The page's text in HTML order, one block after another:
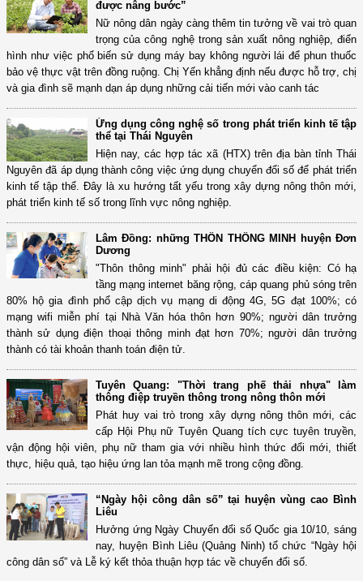
được nâng bước”
Nữ nông dân ngày càng thêm tin tưởng về vai trò quan
trọng của công nghệ trong sản xuất nông nghiệp, điển
hình như việc phổ biến sử dụng máy bay không người lái để phun thuốc
bảo vệ thực vật trên đồng ruộng. Chị Yến khẳng định nếu được hỗ trợ, chị
và gia đình sẽ mạnh dạn áp dụng những cải tiến mới vào canh tác
Ứng dụng công nghệ số trong phát triển kinh tế tập
thể tại Thái Nguyên
Hiện nay, các hợp tác xã (HTX) trên địa bàn tỉnh Thái
Nguyên đã áp dụng thành công việc ứng dụng chuyển đổi số để phát triển
kinh tế tập thể. Đây là xu hướng tất yếu trong xây dựng nông thôn mới,
phát triển kinh tế số trong lĩnh vực nông nghiệp.
Lâm Đồng: những THÔN THÔNG MINH huyện Đơn
Dương
"Thôn thông minh" phải hội đủ các điều kiện: Có hạ
tầng mạng internet băng rộng, cáp quang phủ sóng trên
80% hộ gia đình phổ cập dịch vụ mạng di động 4G, 5G đạt 100%; có
mạng wifi miễn phí tại Nhà Văn hóa thôn hơn 90%; người dân trưởng
thành sử dụng điện thoại thông minh đạt hơn 70%; người dân trưởng
thành có tài khoản thanh toán điện tử.
Tuyên Quang: "Thời trang phế thải nhựa" làm
thông điệp truyền thông trong nông thôn mới
Phát huy vai trò trong xây dựng nông thôn mới, các
cấp Hội Phụ nữ Tuyên Quang tích cực tuyên truyền,
vận động hội viên, phụ nữ tham gia với nhiều hình thức đổi mới, thiết
thực, hiệu quả, tạo hiệu ứng lan tỏa mạnh mẽ trong cộng đồng.
“Ngày hội công dân số” tại huyện vùng cao Bình
Liêu
Hưởng ứng Ngày Chuyển đổi số Quốc gia 10/10, sáng
nay, huyện Bình Liêu (Quảng Ninh) tổ chức “Ngày hội
công dân số” và Lễ ký kết thỏa thuận hợp tác về chuyển đổi số.